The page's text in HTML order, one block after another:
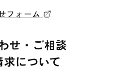
フォーム
せ・ご相談
について